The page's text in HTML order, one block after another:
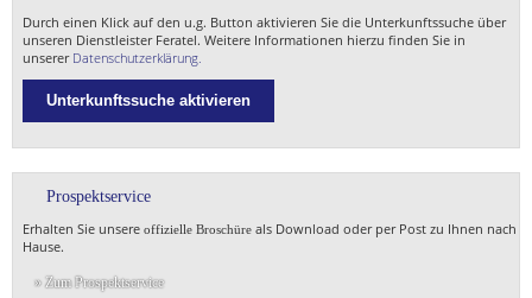
Durch einen Klick auf den u.g. Button aktivieren Sie die Unterkunftssuche über
unseren Dienstleister Feratel. Weitere Informationen hierzu finden Sie in
unserer Datenschutzerklärung.
Unterkunftssuche aktivieren
Prospektservice
Erhalten Sie unsere offizielle Broschüre als Download oder per Post zu Ihnen nach
Hause.
» Zum Prospektservice